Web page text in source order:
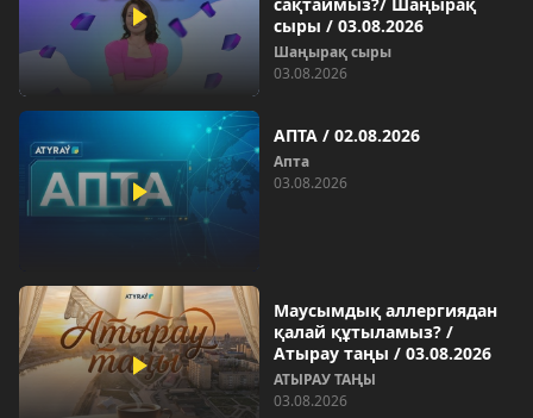
сыры / 03.08.2026
Шаңырақ сыры
03.08.2026
АПТА / 02.08.2026
Апта
03.08.2026
Маусымдық аллергиядан
қалай құтыламыз? /
Атырау таңы / 03.08.2026
АТЫРАУ ТАҢЫ
03.08.2026